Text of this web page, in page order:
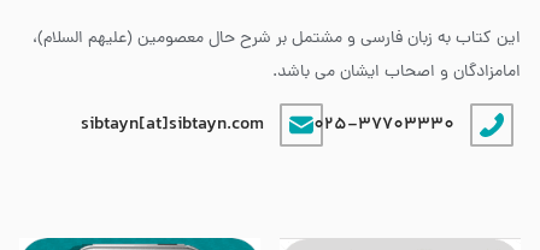
این کتاب به زبان فارسی و مشتمل بر شرح حال معصومین (علیهم السلام)،
امامزادگان و اصحاب ایشان می باشد.
025-37703330
sibtayn[at]sibtayn.com